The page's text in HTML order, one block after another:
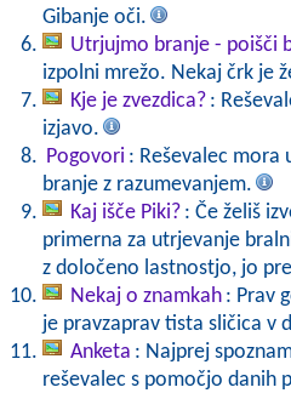
Gibanje oči.
Utrjujmo branje - poišči
izpolni mrežo. Nekaj črk je
Kje je zvezdica? :
izjavo.
Pogovori : Reševalec
branje z razumevanjem.
Kaj išče Piki? : Če želiš
primerna za utrjevanje
z določeno lastnostjo, jo
Nekaj o znamkah : Prav
je pravzaprav tista sličica v
Anketa : Najprej
reševalec s pomočjo danih